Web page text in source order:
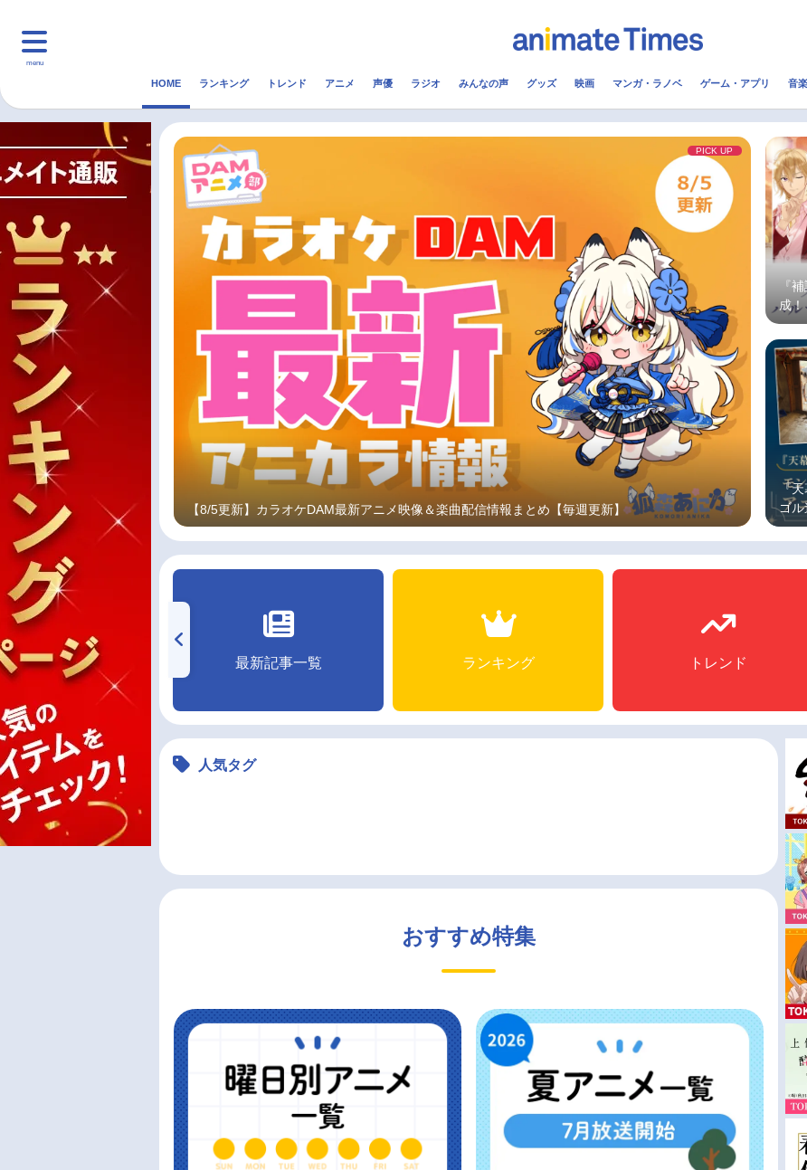
menu
マンガ・ラノベ ゲーム・アプリ 2.5次元 配
最新記事一覧
アニメ記事一覧
アニメ映画一覧
実写化映画一覧
男性声優/女性声優一覧
今期アニメ曜日別一覧
FOLLOW US
HOME ランキング トレンド アニメ 声優 ラジオ みんなの声 グッズ 映画 マンガ・ラノベ ゲーム・アプリ 音楽
PICK UP
【8/5更新】カラオケDAM最新アニメ映像＆楽曲配信情報まとめ【毎週更新】
『
成
た！
『
ゴル
を聞
無料マンガ 最新記事一覧 ランキング トレンド
人気タグ
おすすめ特集